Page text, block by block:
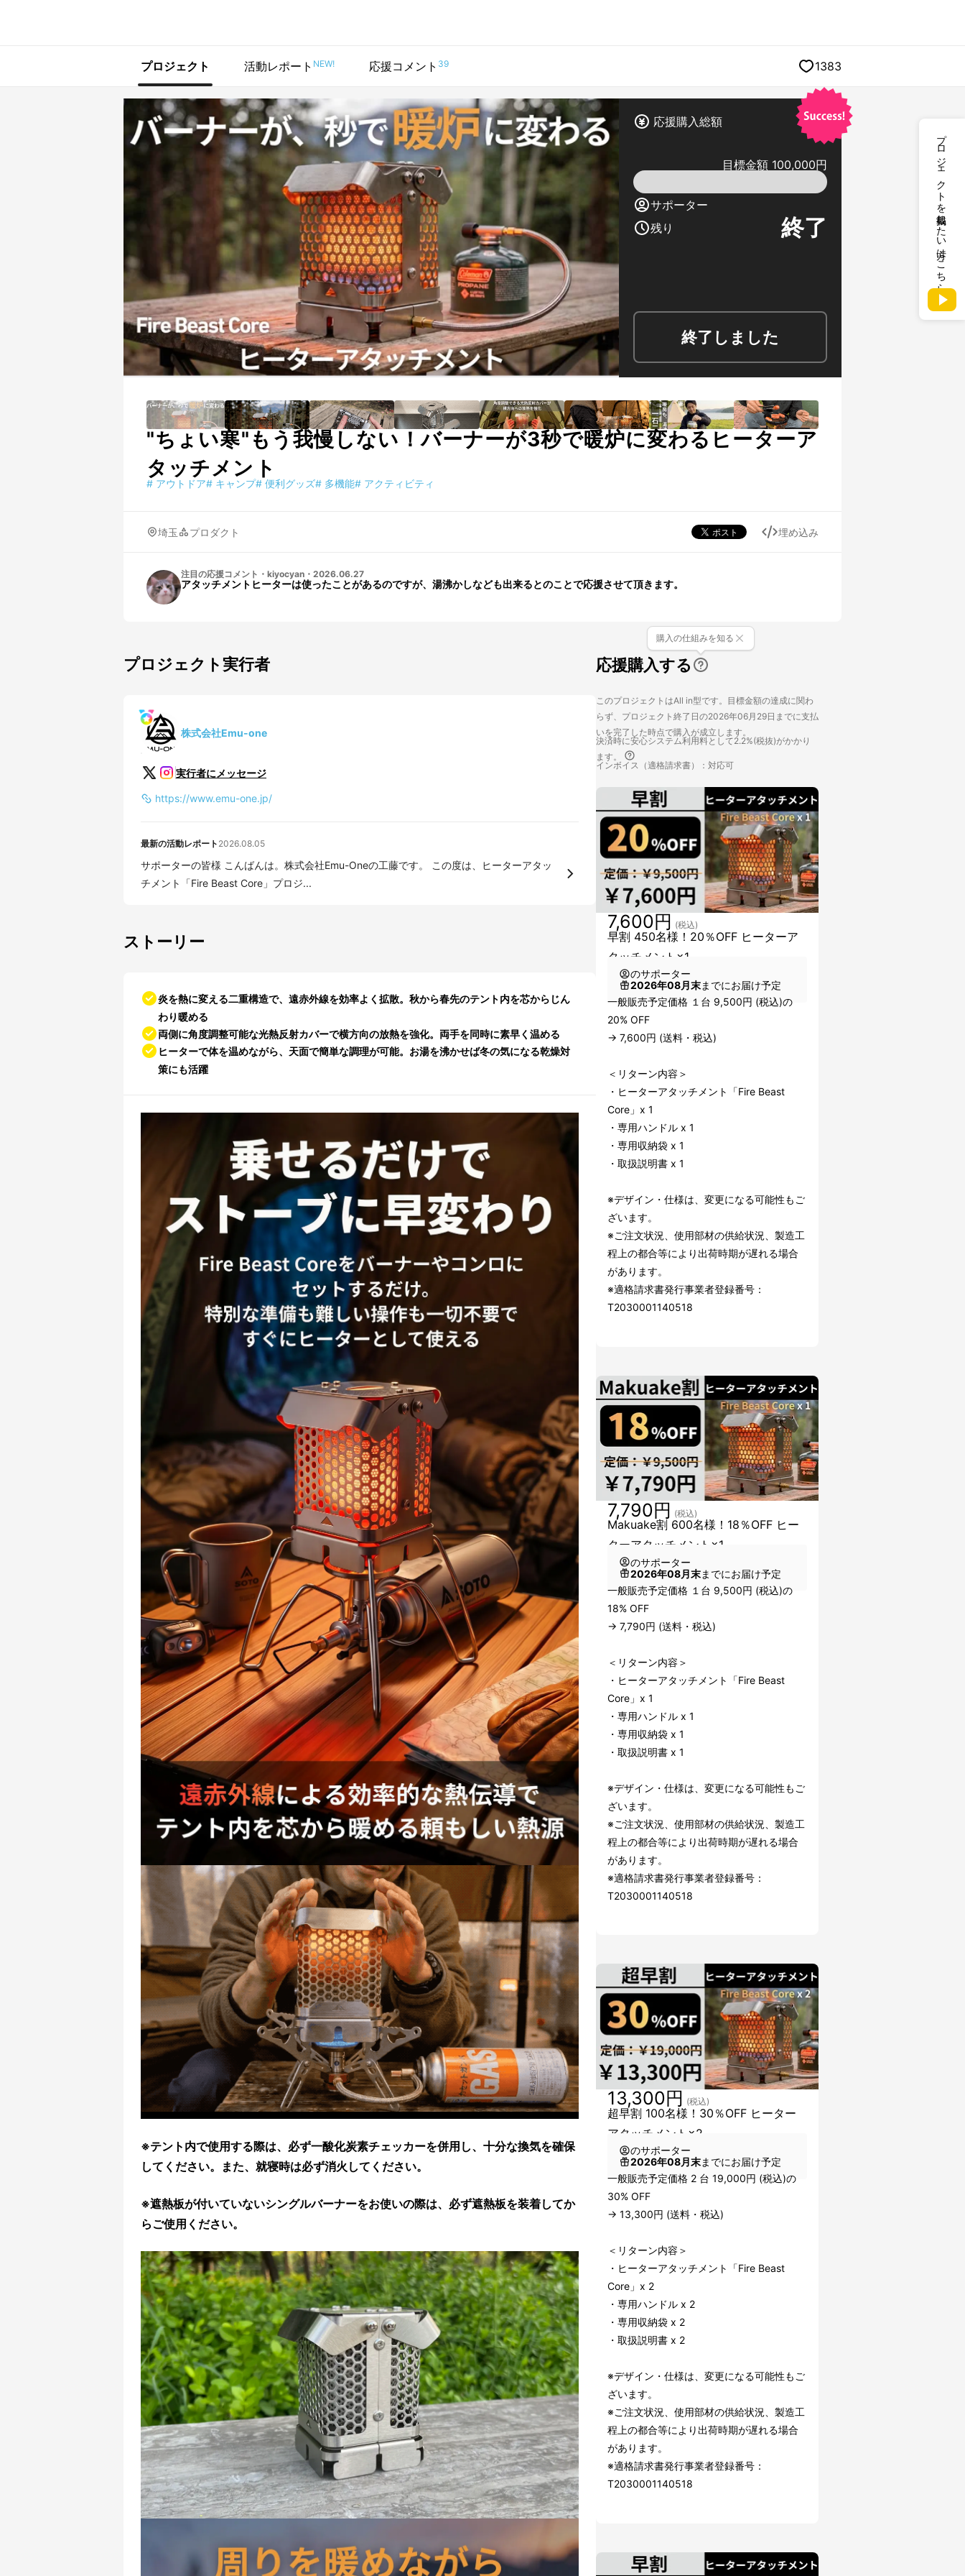
プロジェクトを掲載したい方はこちら
プロジェクト 活動レポート NEW! 応援コメント 39 1383
応援購入総額
目標金額 100,000円
サポーター
残り
終了
終了しました
"ちょい寒"もう我慢しない！バーナーが3秒で暖炉に変わるヒーターア
タッチメント
# アウトドア# キャンプ# 便利グッズ# 多機能# アクティビティ
埼玉 プロダクト 埋め込み
注目の応援コメント ・ kiyocyan ・ 2026.06.27
アタッチメントヒーターは使ったことがあるのですが、湯沸かしなども出来るとのことで応援させて頂きます。
プロジェクト実行者
株式会社Emu-one
実行者にメッセージ
https://www.emu-one.jp/
最新の活動レポート 2026.08.05
サポーターの皆様 こんばんは。株式会社Emu-Oneの工藤です。 この度は、ヒーターアタッ
チメント「Fire Beast Core」プロジ...
ストーリー
炎を熱に変える二重構造で、遠赤外線を効率よく拡散。秋から春先のテント内を芯からじん
わり暖める
両側に角度調整可能な光熱反射カバーで横方向の放熱を強化。両手を同時に素早く温める
ヒーターで体を温めながら、天面で簡単な調理が可能。お湯を沸かせば冬の気になる乾燥対
策にも活躍
※テント内で使用する際は、必ず一酸化炭素チェッカーを併用し、十分な換気を確保
してください。また、就寝時は必ず消火してください。
※遮熱板が付いていないシングルバーナーをお使いの際は、必ず遮熱板を装着してか
らご使用ください。
応援購入する
購入の仕組みを知る
このプロジェクトはAll in型です。目標金額の達成に関わ
らず、プロジェクト終了日の2026年06月29日までに支払
いを完了した時点で購入が成立します。
決済時に安心システム利用料として2.2%(税抜)がかかり
ます。
インボイス（適格請求書）：対応可
早割 450名様！20％OFF ヒーターア
タッチメント×1
7,600円 (税込)
のサポーター
2026年08月末までにお届け予定
一般販売予定価格 １台 9,500円 (税込)の
20% OFF
→ 7,600円 (送料・税込)
＜リターン内容＞
・ヒーターアタッチメント「Fire Beast
Core」x 1
・専用ハンドル x 1
・専用収納袋 x 1
・取扱説明書 x 1
※デザイン・仕様は、変更になる可能性もご
ざいます。
※ご注文状況、使用部材の供給状況、製造工
程上の都合等により出荷時期が遅れる場合
があります。
※適格請求書発行事業者登録番号：
T2030001140518
Makuake割 600名様！18％OFF ヒー
ターアタッチメント×1
7,790円 (税込)
のサポーター
2026年08月末までにお届け予定
一般販売予定価格 １台 9,500円 (税込)の
18% OFF
→ 7,790円 (送料・税込)
＜リターン内容＞
・ヒーターアタッチメント「Fire Beast
Core」x 1
・専用ハンドル x 1
・専用収納袋 x 1
・取扱説明書 x 1
※デザイン・仕様は、変更になる可能性もご
ざいます。
※ご注文状況、使用部材の供給状況、製造工
程上の都合等により出荷時期が遅れる場合
があります。
※適格請求書発行事業者登録番号：
T2030001140518
超早割 100名様！30％OFF ヒーター
アタッチメント×2
13,300円 (税込)
のサポーター
2026年08月末までにお届け予定
一般販売予定価格 2 台 19,000円 (税込)の
30% OFF
→ 13,300円 (送料・税込)
＜リターン内容＞
・ヒーターアタッチメント「Fire Beast
Core」x 2
・専用ハンドル x 2
・専用収納袋 x 2
・取扱説明書 x 2
※デザイン・仕様は、変更になる可能性もご
ざいます。
※ご注文状況、使用部材の供給状況、製造工
程上の都合等により出荷時期が遅れる場合
があります。
※適格請求書発行事業者登録番号：
T2030001140518